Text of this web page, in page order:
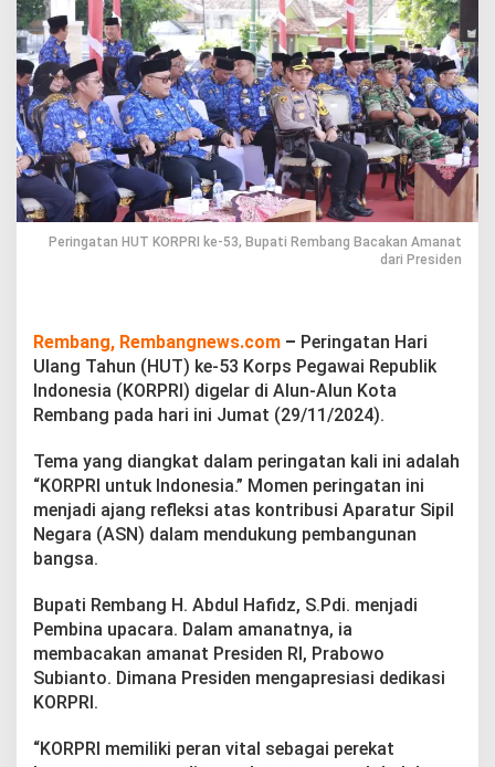
H
U
T
K
O
R
P
R
k
e
5
p
a
t
i
m
b
a
n
c
a
k
n
a
Peringatan HUT KORPRI ke-53, Bupati Rembang Bacakan Amanat
dari Presiden
Rembang, Rembangnews.com – Peringatan Hari
Ulang Tahun (HUT) ke-53 Korps Pegawai Republik
Indonesia (KORPRI) digelar di Alun-Alun Kota
Rembang pada hari ini Jumat (29/11/2024).
Tema yang diangkat dalam peringatan kali ini adalah
“KORPRI untuk Indonesia.” Momen peringatan ini
menjadi ajang refleksi atas kontribusi Aparatur Sipil
Negara (ASN) dalam mendukung pembangunan
bangsa.
Bupati Rembang H. Abdul Hafidz, S.Pdi. menjadi
Pembina upacara. Dalam amanatnya, ia
membacakan amanat Presiden RI, Prabowo
Subianto. Dimana Presiden mengapresiasi dedikasi
KORPRI.
“KORPRI memiliki peran vital sebagai perekat